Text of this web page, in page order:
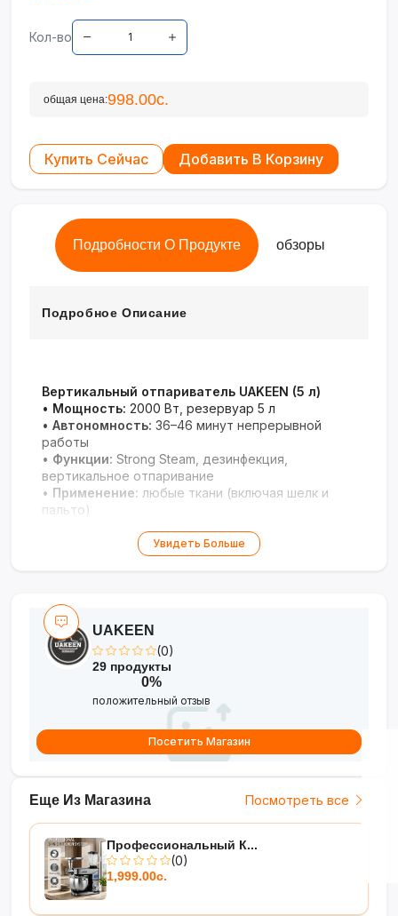
Кол-во
общая цена:998.00с.
Купить Сейчас Добавить В Корзину
Подробности О Продукте обзоры
Подробное Описание
Вертикальный отпариватель UAKEEN (5 л)
• Мощность: 2000 Вт, резервуар 5 л
• Автономность: 36–46 минут непрерывной
работы
• Функции: Strong Steam, дезинфекция,
вертикальное отпаривание
• Применение: любые ткани (включая шелк и
пальто)
Профессиональное решение для быстрого ухода
за одеждой с длительной работой
Увидеть Больше
Еще Из Магазина Посмотреть все
Профессиональный К...
(0)
1,999.00с.
UAKEEN
(0)
29 продукты
0%
положительный отзыв
Посетить Магазин